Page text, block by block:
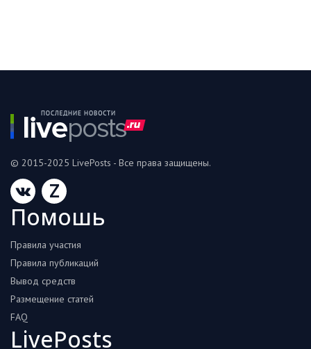
© 2015-2025 LivePosts - Все права защищены.
Z
Помошь
Правила участия
Правила публикаций
Вывод средств
Размещение статей
FAQ
LivePosts